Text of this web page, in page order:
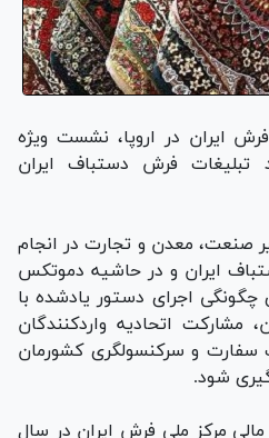
فرش ایران در اروپا، نشست ویژه
تبلیغات فرش دستباف ایران
صنعت، معدن و تجارت در انجام
ایران و در حاشیه دموتکس
چگونگی اجرای دستور یادشده با
مشارکت اتحادیه واردکنندگان
سفارت و سرکنسولگری کشورمان
شود.
مرکز ملی فرش ایران در سال